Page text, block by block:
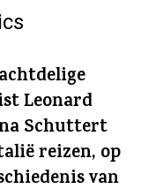
Leonard
Schuttert
reizen, op
van